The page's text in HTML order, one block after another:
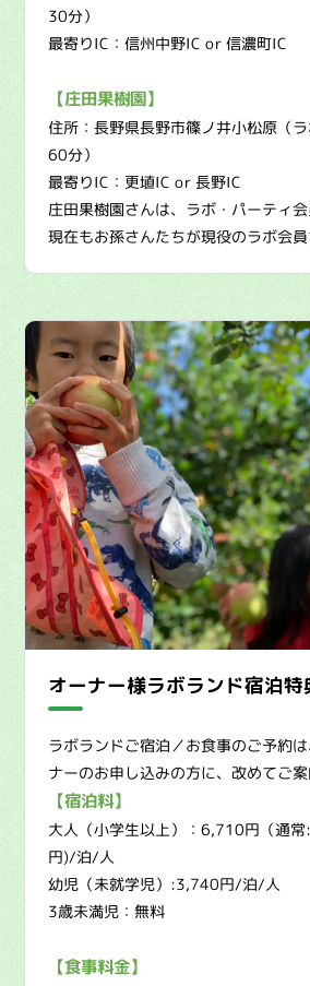
30分）
最寄りIC：信州中野IC or 信濃町IC
【庄田果樹園】
住所：長野県長野市篠ノ井小松原（
60分）
最寄りIC：更埴IC or 長野IC
庄田果樹園さんは、ラボ・パーティ会
現在もお孫さんたちが現役のラボ会員
オーナー様ラボランド宿泊特
ラボランドご宿泊／お食事のご予約
ナーのお申し込みの方に、改めてご案
【宿泊料】
大人（小学生以上）：6,710円（通
円)/泊/人
幼児（未就学児）:3,740円/泊/人
3歳未満児：無料
【食事料金】